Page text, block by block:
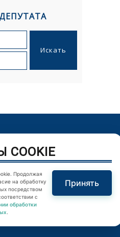
Телефон: (4862) 43-25-54
сайта возможно
гиперссылки
сайте, вы соглашаетесь с
Продолжая
на обработку
посредством
с
обработки
.
Принять